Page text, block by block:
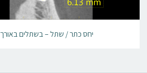
יחס כתר / שתל – בשתלים באורך 6 מ”מ